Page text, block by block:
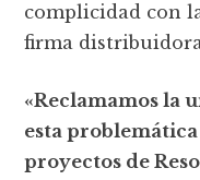
complicidad con
firma
«Reclamamos la
esta
proyectos de